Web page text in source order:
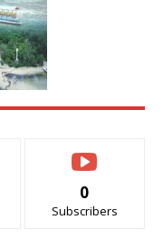
0
Subscribers